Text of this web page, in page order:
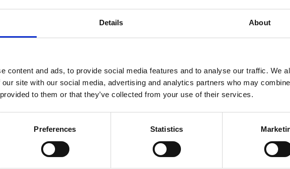
Details About
content and ads, to provide social media features and to analyse our traffic. We
site with our social media, advertising and analytics partners who may
to them or that they’ve collected from your use of their services.
Preferences Statistics
MDF-ring 8"